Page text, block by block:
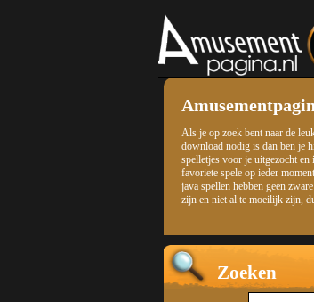
Als je op zoek bent naar de
download nodig is dan ben je
spelletjes voor je uitgezocht en
favoriete spele op ieder
java spellen hebben geen
zijn en niet al te moeilijk zijn,
Zoeken